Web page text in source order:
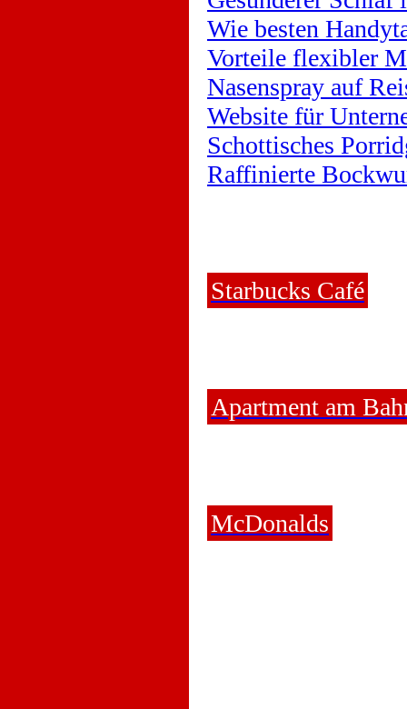
Wie besten
Vorteile flexibler
Nasenspray auf
Website für
Schottisches
Raffinierte
Starbucks Café
Apartment am
McDonalds